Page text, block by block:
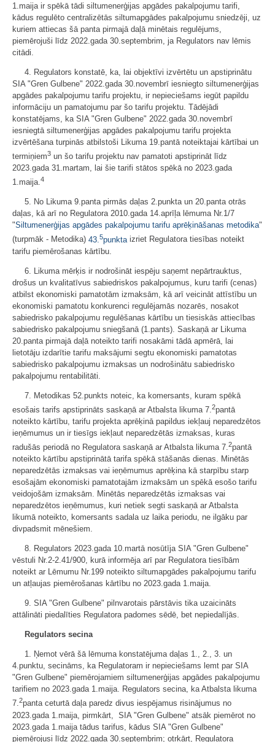
1.maija ir spēkā tādi siltumenerģijas apgādes pakalpojumu tarifi,
kādus regulēto centralizētās siltumapgādes pakalpojumu sniedzēji, uz
kuriem attiecas šā panta pirmajā daļā minētais regulējums,
piemērojuši līdz 2022.gada 30.septembrim, ja Regulators nav lēmis
citādi.
4. Regulators konstatē, ka, lai objektīvi izvērtētu un apstiprinātu
SIA "Gren Gulbene" 2022.gada 30.novembrī iesniegto siltumenerģijas
apgādes pakalpojumu tarifu projektu, ir nepieciešams iegūt papildu
informāciju un pamatojumu par šo tarifu projektu. Tādējādi
konstatējams, ka SIA "Gren Gulbene" 2022.gada 30.novembrī
iesniegtā siltumenerģijas apgādes pakalpojumu tarifu projekta
izvērtēšana turpinās atbilstoši Likuma 19.pantā noteiktajai kārtībai un
termiņiem3 un šo tarifu projektu nav pamatoti apstiprināt līdz
2023.gada 31.martam, lai šie tarifi stātos spēkā no 2023.gada
1.maija.4
5. No Likuma 9.panta pirmās daļas 2.punkta un 20.panta otrās
daļas, kā arī no Regulatora 2010.gada 14.aprīļa lēmuma Nr.1/7
"Siltumenerģijas apgādes pakalpojumu tarifu aprēķināšanas metodika"
(turpmāk - Metodika) 43. 5punkta izriet Regulatora tiesības noteikt
tarifu piemērošanas kārtību.
6. Likuma mērķis ir nodrošināt iespēju saņemt nepārtrauktus,
drošus un kvalitatīvus sabiedriskos pakalpojumus, kuru tarifi (cenas)
atbilst ekonomiski pamatotām izmaksām, kā arī veicināt attīstību un
ekonomiski pamatotu konkurenci regulējamās nozarēs, nosakot
sabiedrisko pakalpojumu regulēšanas kārtību un tiesiskās attiecības
sabiedrisko pakalpojumu sniegšanā (1.pants). Saskaņā ar Likuma
20.panta pirmajā daļā noteikto tarifi nosakāmi tādā apmērā, lai
lietotāju izdarītie tarifu maksājumi segtu ekonomiski pamatotas
sabiedrisko pakalpojumu izmaksas un nodrošinātu sabiedrisko
pakalpojumu rentabilitāti.
7. Metodikas 52.punkts noteic, ka komersants, kuram spēkā
esošais tarifs apstiprināts saskaņā ar Atbalsta likuma 7. 2pantā
noteikto kārtību, tarifu projekta aprēķinā papildus iekļauj neparedzētos
ieņēmumus un ir tiesīgs iekļaut neparedzētās izmaksas, kuras
radušās periodā no Regulatora saskaņā ar Atbalsta likuma 7.2pantā
noteikto kārtību apstiprinātā tarifa spēkā stāšanās dienas. Minētās
neparedzētās izmaksas vai ieņēmumus aprēķina kā starpību starp
esošajām ekonomiski pamatotajām izmaksām un spēkā esošo tarifu
veidojošām izmaksām. Minētās neparedzētās izmaksas vai
neparedzētos ieņēmumus, kuri netiek segti saskaņā ar Atbalsta
likumā noteikto, komersants sadala uz laika periodu, ne ilgāku par
divpadsmit mēnešiem.
8. Regulators 2023.gada 10.martā nosūtīja SIA "Gren Gulbene"
vēstuli Nr.2-2.41/900, kurā informēja arī par Regulatora tiesībām
noteikt ar Lēmumu Nr.199 noteikto siltumapgādes pakalpojumu tarifu
un atļaujas piemērošanas kārtību no 2023.gada 1.maija.
9. SIA "Gren Gulbene" pilnvarotais pārstāvis tika uzaicināts
attālināti piedalīties Regulatora padomes sēdē, bet nepiedalījās.
Regulators secina
1. Ņemot vērā šā lēmuma konstatējuma daļas 1., 2., 3. un
4.punktu, secināms, ka Regulatoram ir nepieciešams lemt par SIA
"Gren Gulbene" piemērojamiem siltumenerģijas apgādes pakalpojumu
tarifiem no 2023.gada 1.maija. Regulators secina, ka Atbalsta likuma
7.2panta ceturtā daļa paredz divus iespējamus risinājumus no
2023.gada 1.maija, pirmkārt, SIA "Gren Gulbene" atsāk piemērot no
2023.gada 1.maija tādus tarifus, kādus SIA "Gren Gulbene"
piemērojusi līdz 2022.gada 30.septembrim; otrkārt, Regulatora